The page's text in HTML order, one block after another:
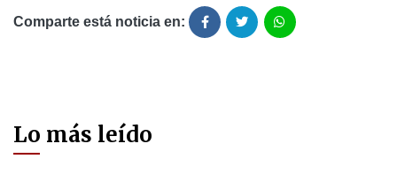
Comparte está noticia en:
Lo más leído